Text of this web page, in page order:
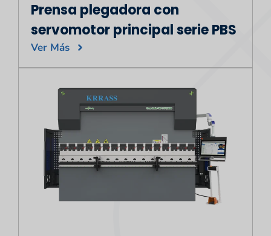
Prensa plegadora con
servomotor principal serie PBS
Ver Más